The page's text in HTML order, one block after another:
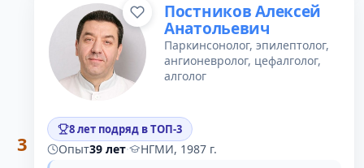
3
Постников Алексей
Анатольевич
Паркинсонолог, эпилептолог,
ангионевролог, цефалголог,
алголог
8 лет подряд в ТОП-3
Опыт39 лет·
НГМИ, 1987 г.